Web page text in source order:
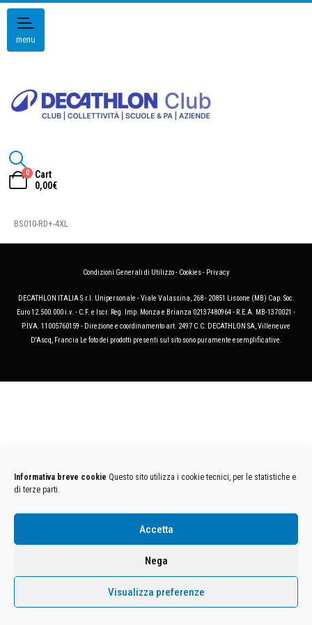
Informativa breve cookie Questo sito utilizza i cookie tecnici, per le statistiche e
di terze parti.
Accetta
Nega
Visualizza preferenze
menu
0
Cart
0,00€
BS010-RD+-4XL
Condizioni Generali di Utilizzo- Cookies- Privacy
DECATHLON ITALIA S.r.l. Unipersonale - Viale Valassina, 268 - 20851 Lissone (MB) Cap. Soc.
Euro 12.500.000 i.v. - C.F. e Iscr. Reg. Imp. Monza e Brianza 02137480964 - R.E.A. MB-1370021 -
P.IVA. 11005760159 - Direzione e coordinamento art. 2497 C.C. DECATHLON SA, Villeneuve
D'Ascq, Francia Le foto dei prodotti presenti sul sito sono puramente esemplificative.